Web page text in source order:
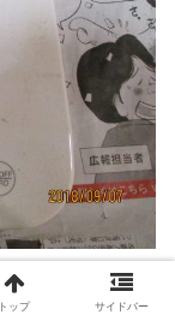
トップ サイドバー